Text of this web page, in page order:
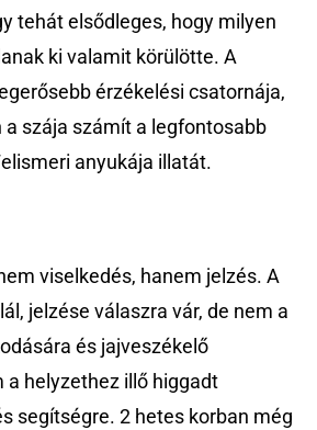
tehát elsődleges, hogy milyen
ki valamit körülötte. A
érzékelési csatornája,
a szája számít a legfontosabb
anyukája illatát.
viselkedés, hanem jelzés. A
jelzése válaszra vár, de nem a
és jajveszékelő
a helyzethez illő higgadt
segítségre. 2 hetes korban még